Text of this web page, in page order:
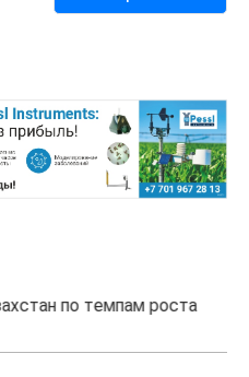
по темпам роста